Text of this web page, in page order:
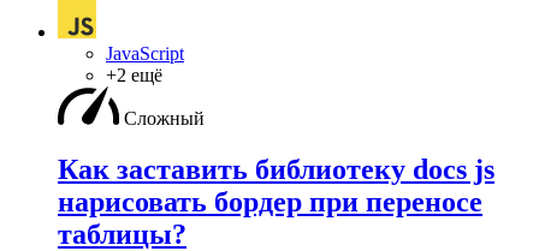
JavaScript
+2 ещё
Сложный
Как заставить библиотеку docs js
нарисовать бордер при переносе
таблицы?